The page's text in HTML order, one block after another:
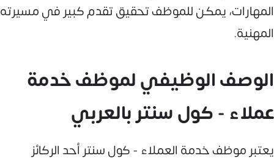
المهارات، يمكن للموظف تحقيق تقدم كبير في مسيرته
المهنية.
الوصف الوظيفي لموظف خدمة
عملاء - كول سنتر بالعربي
يعتبر موظف خدمة العملاء - كول سنتر أحد الركائز